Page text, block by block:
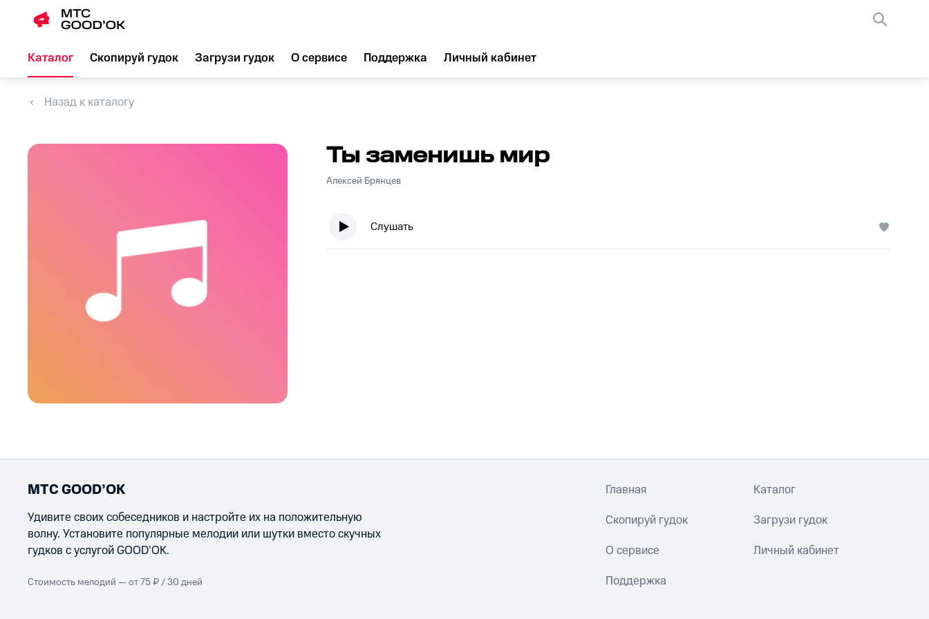
Каталог Скопируй гудок Загрузи гудок О сервисе Поддержка Личный кабинет
Назад к каталогу
Ты заменишь мир
Алексей Брянцев
Слушать
МТС GOOD’OK
Удивите своих собеседников и настройте их на положительную
волну. Установите популярные мелодии или шутки вместо скучных
гудков с услугой GOOD’OK.
Стоимость мелодий — от 75 ₽ / 30 дней
Главная Каталог
Скопируй гудок Загрузи гудок
О сервисе Личный кабинет
Поддержка